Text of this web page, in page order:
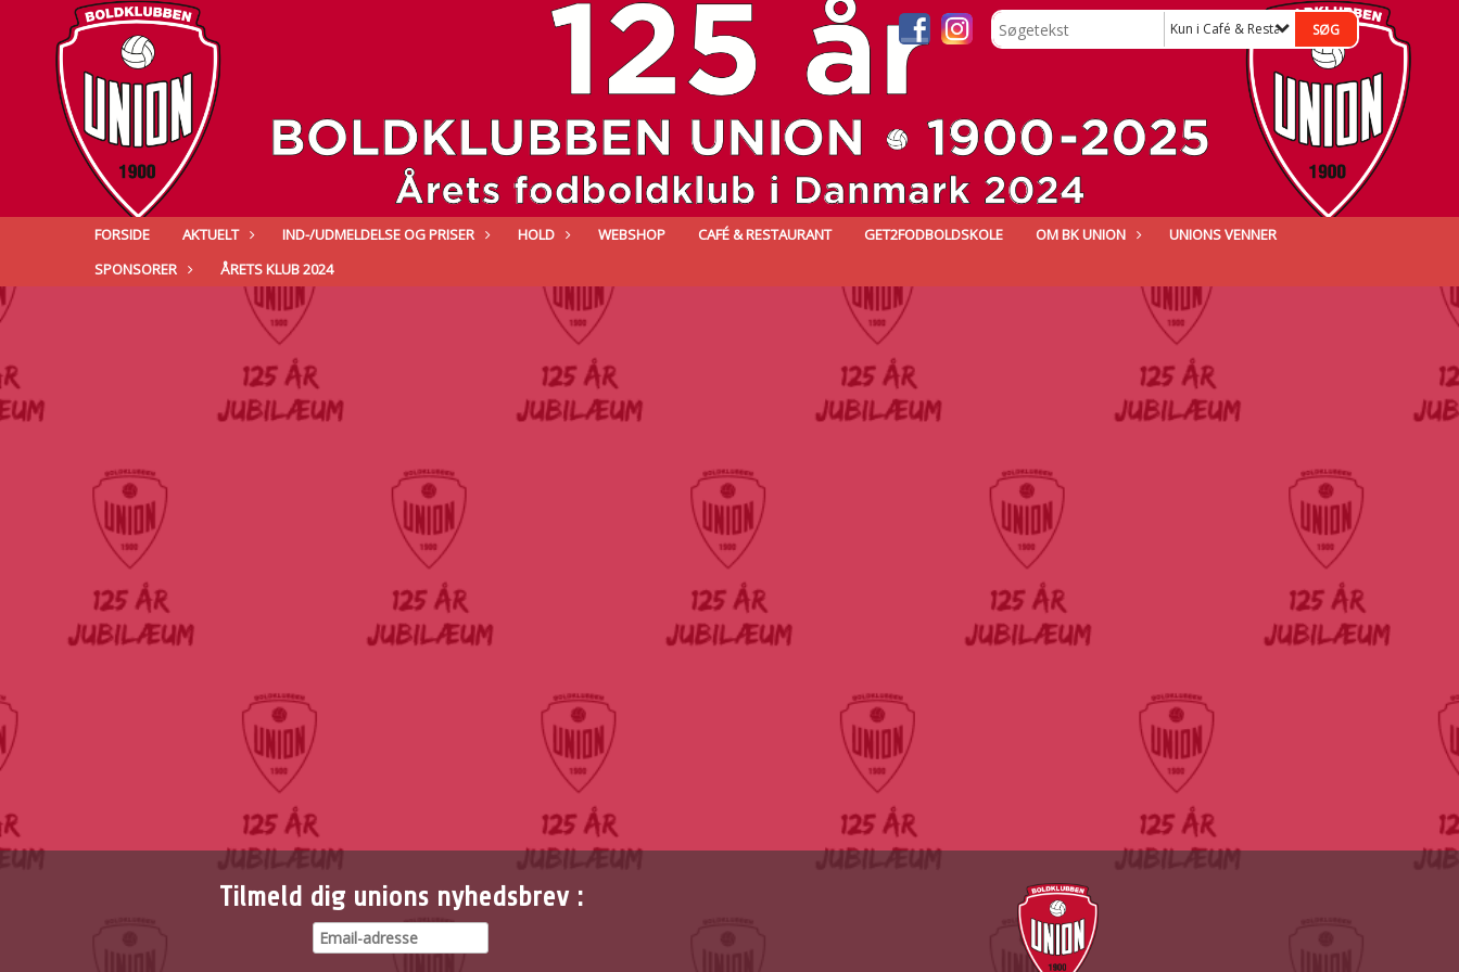
Kun i Café & Restaurant
FORSIDE AKTUELT IND-/UDMELDELSE OG PRISER HOLD WEBSHOP CAFÉ & RESTAURANT GET2FODBOLDSKOLE OM BK UNION
UNIONS VENNER
SPONSORER
ÅRETS KLUB 2024
Tilmeld dig unions nyhedsbrev :